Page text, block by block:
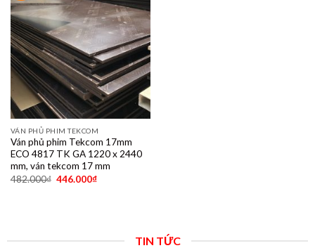
VÁN PHỦ PHIM TEKCOM
Ván phủ phim Tekcom 17mm
ECO 4817 TK GA 1220 x 2440
mm, ván tekcom 17 mm
482.000₫ 446.000₫
TIN TỨC